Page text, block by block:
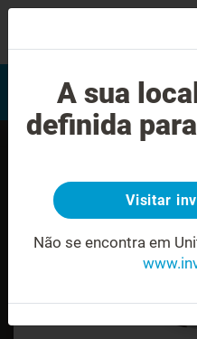
Avaliação do sorriso
A sua
definida
Visitar
Não se encontra em